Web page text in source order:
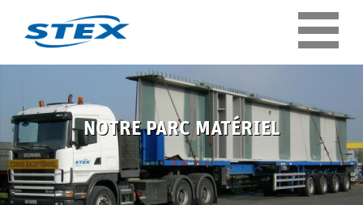
ENTREPRISE
NOTRE PARC MATÉRIEL